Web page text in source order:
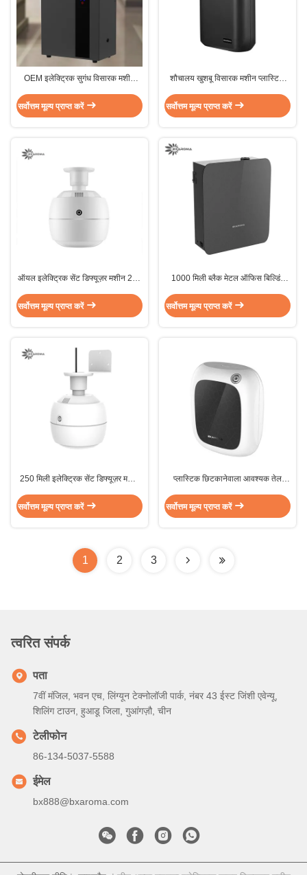
OEM इलेक्ट्रिक सुगंध विसारक मशीन
सर्वोत्तम मूल्य प्राप्त करें
शौचालय खुशबू विसारक मशीन प्लास्टिक
सर्वोत्तम मूल्य प्राप्त करें
ऑयल इलेक्ट्रिक सेंट डिफ्यूज़र मशीन 270
सीलिंग
सर्वोत्तम मूल्य प्राप्त करें
1000 मिली ब्लैक मेटल ऑफिस बिल्डिंग
सर्वोत्तम मूल्य प्राप्त करें
250 मिली इलेक्ट्रिक सेंट डिफ्यूज़र मशीन
सर्वोत्तम मूल्य प्राप्त करें
प्लास्टिक छिटकानेवाला आवश्यक तेल
सर्वोत्तम मूल्य प्राप्त करें
1 2 3
त्वरित संपर्क
पता
7वीं मंजिल, भवन एच, लिंग्यून टेक्नोलॉजी पार्क, नंबर 43 ईस्ट जिंशी एवेन्यू,
शिलिंग टाउन, हुआडू जिला, गुआंगज़ौ, चीन
टेलीफोन
86-134-5037-5588
ईमेल
bx888@bxaroma.com